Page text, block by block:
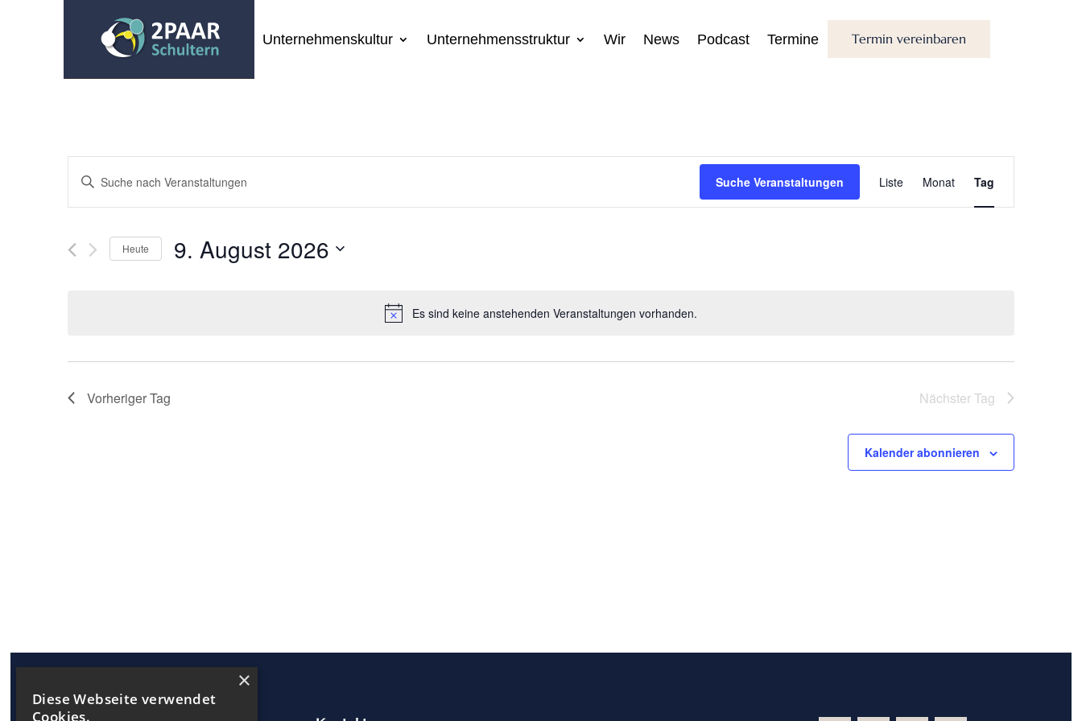
Unternehmenskultur Unternehmensstruktur Wir News Podcast Termine Termin vereinbaren
Es sind keine anstehenden Veranstaltungen vorhanden.
Suche
und
Navigation
Bitte
eingeben.
nach
Suche Veranstaltungen
Veranstaltung
Ansichten-
Liste Monat Tag
Heute 9. August 2026
Vorheriger Tag Nächster Tag
Kalender abonnieren
×
Diese Webseite verwendet
Cookies.